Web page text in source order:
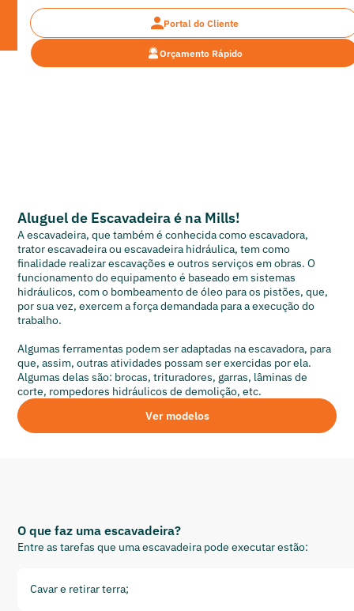
Orçamento Rápido
Portal do Cliente
Aluguel de Escavadeira é na Mills!
A escavadeira, que também é conhecida como escavadora,
trator escavadeira ou escavadeira hidráulica, tem como
finalidade realizar escavações e outros serviços em obras. O
funcionamento do equipamento é baseado em sistemas
hidráulicos, com o bombeamento de óleo para os pistões, que,
por sua vez, exercem a força demandada para a execução do
trabalho.
Algumas ferramentas podem ser adaptadas na escavadora, para
que, assim, outras atividades possam ser exercidas por ela.
Algumas delas são: brocas, trituradores, garras, lâminas de
corte, rompedores hidráulicos de demolição, etc.
Ver modelos
O que faz uma escavadeira?
Entre as tarefas que uma escavadeira pode executar estão:
Cavar e retirar terra;